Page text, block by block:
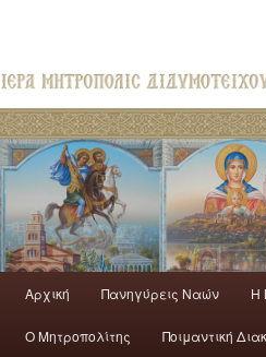
Αρχική Πανηγύρεις Ναών H
Ο Mητροπολίτης Ποιμαντική